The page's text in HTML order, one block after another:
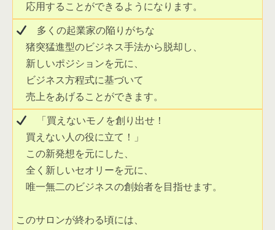
応用することができるようになります。
多くの起業家の陥りがちな
猪突猛進型のビジネス手法から脱却し、
新しいポジションを元に、
ビジネス方程式に基づいて
売上をあげることができます。
「買えないモノを創り出せ！
買えない人の役に立て！」
この新発想を元にした、
全く新しいセオリーを元に、
唯一無二のビジネスの創始者を目指せます。
このサロンが終わる頃には、